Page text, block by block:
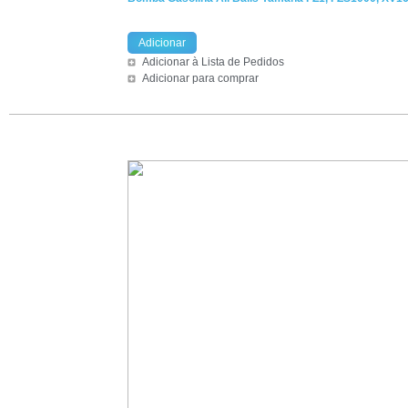
Adicionar
Adicionar à Lista de Pedidos
Adicionar para comprar